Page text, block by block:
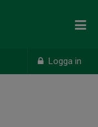
Logga in